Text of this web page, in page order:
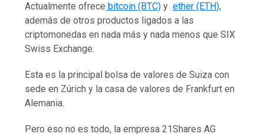
Actualmente ofrece bitcoin (BTC) yether (ETH),
además de otros productos ligados a las
criptomonedas en nada más y nada menos que SIX
Swiss Exchange.
Esta es la principal bolsa de valores de Suiza con
sede en Zúrich y la casa de valores de Frankfurt en
Alemania.
Pero eso no es todo, la empresa 21Shares AG